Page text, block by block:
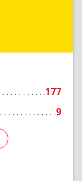
177
9
на-Дону г,